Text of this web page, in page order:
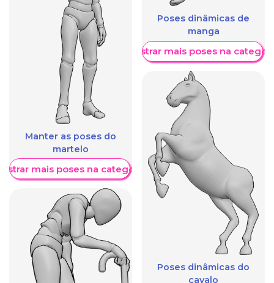
Manter as poses do
martelo
mais poses na categoria
Poses dinâmicas de
manga
Mostrar mais poses na
Poses dinâmicas do
cavalo